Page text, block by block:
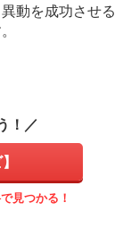
動を成功させる
！／
見つかる！